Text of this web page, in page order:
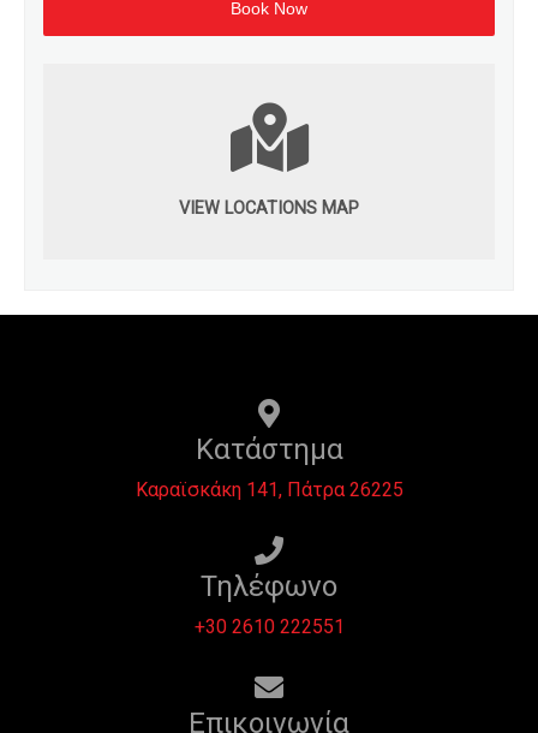
VIEW LOCATIONS MAP
Κατάστημα
Καραϊσκάκη 141, Πάτρα 26225
Τηλέφωνο
+30 2610 222551
Επικοινωνία